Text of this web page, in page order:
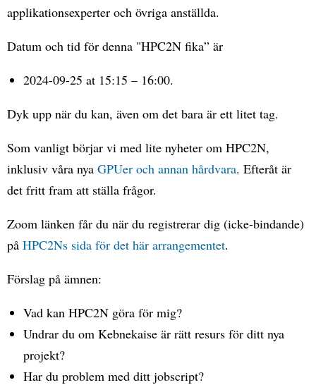
applikationsexperter och övriga anställda.
Datum och tid för denna "HPC2N fika” är
2024-09-25 at 15:15 – 16:00.
Dyk upp när du kan, även om det bara är ett litet tag.
Som vanligt börjar vi med lite nyheter om HPC2N,
inklusiv våra nya GPUer och annan hårdvara. Efteråt är
det fritt fram att ställa frågor.
Zoom länken får du när du registrerar dig (icke-bindande)
på HPC2Ns sida för det här arrangementet.
Förslag på ämnen:
Vad kan HPC2N göra för mig?
Undrar du om Kebnekaise är rätt resurs för ditt nya
projekt?
Har du problem med ditt jobscript?